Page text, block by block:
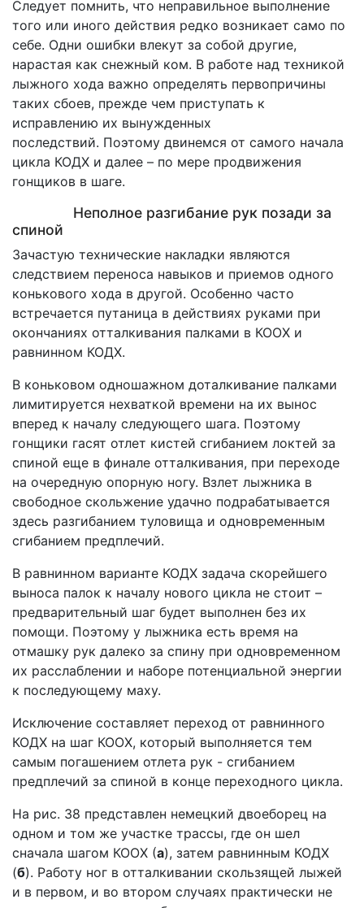
Следует помнить, что неправильное выполнение
того или иного действия редко возникает само по
себе. Одни ошибки влекут за собой другие,
нарастая как снежный ком. В работе над техникой
лыжного хода важно определять первопричины
таких сбоев, прежде чем приступать к
исправлению их вынужденных
последствий. Поэтому двинемся от самого начала
цикла КОДХ и далее – по мере продвижения
гонщиков в шаге.
Неполное разгибание рук позади за
спиной
Зачастую технические накладки являются
следствием переноса навыков и приемов одного
конькового хода в другой. Особенно часто
встречается путаница в действиях руками при
окончаниях отталкивания палками в КООХ и
равнинном КОДХ.
В коньковом одношажном доталкивание палками
лимитируется нехваткой времени на их вынос
вперед к началу следующего шага. Поэтому
гонщики гасят отлет кистей сгибанием локтей за
спиной еще в финале отталкивания, при переходе
на очередную опорную ногу. Взлет лыжника в
свободное скольжение удачно подрабатывается
здесь разгибанием туловища и одновременным
сгибанием предплечий.
В равнинном варианте КОДХ задача скорейшего
выноса палок к началу нового цикла не стоит –
предварительный шаг будет выполнен без их
помощи. Поэтому у лыжника есть время на
отмашку рук далеко за спину при одновременном
их расслаблении и наборе потенциальной энергии
к последующему маху.
Исключение составляет переход от равнинного
КОДХ на шаг КООХ, который выполняется тем
самым погашением отлета рук - сгибанием
предплечий за спиной в конце переходного цикла.
На рис. 38 представлен немецкий двоеборец на
одном и том же участке трассы, где он шел
сначала шагом КООХ (а), затем равнинным КОДХ
(б). Работу ног в отталкивании скользящей лыжей
и в первом, и во втором случаях практически не